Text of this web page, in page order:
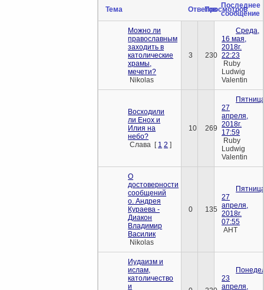
Тема ОтветовПросмотров
Последнее
сообщение
Можно ли
православным
заходить в
католические
храмы,
мечети?
Nikolas
3 230
Среда,
16 мая,
2018г.
22:23
Ruby
Ludwig
Valentin
Восходили
ли Енох и
Илия на
небо?
Слава [ 1 2 ]
10 269
27
апреля,
2018г.
17:59
Ruby
Ludwig
Valentin
О
достоверности
сообщений
о. Андрея
Кураева -
Диакон
Владимир
Василик
Nikolas
0 135
27
апреля,
2018г.
07:55
AHT
Иудаизм и
ислам,
католичество
и
23
апреля,